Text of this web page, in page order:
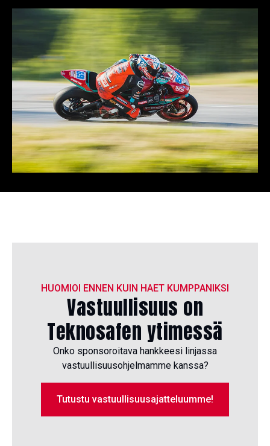
HUOMIOI ENNEN KUIN HAET KUMPPANIKSI
Vastuullisuus on
Teknosafen ytimessä
Onko sponsoroitava hankkeesi linjassa
vastuullisuusohjelmamme kanssa?
Tutustu vastuullisuusajatteluumme!